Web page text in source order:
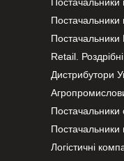
Постачальники
Retail.
Дистрибутори
Постачальники
Постачальники
Логістичні